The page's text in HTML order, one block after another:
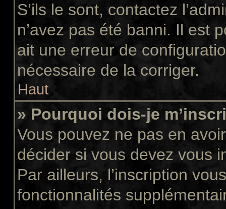
S’ils le sont, contactez
n’avez pas été banni. Il est
ait une erreur de
nécessaire de la corriger.
Haut
» Pourquoi dois-je
Vous pouvez ne pas en
décider si vous devez vous
Par ailleurs, l’inscription
fonctionnalités